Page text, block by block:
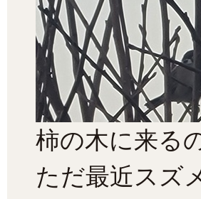
柿の木に来る
ただ最近スズ